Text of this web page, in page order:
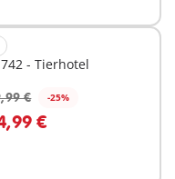
- Tierhotel
€ -25%
€
In den Warenkorb